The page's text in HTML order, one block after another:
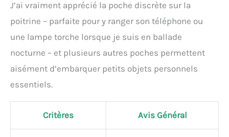
J’ai vraiment apprécié la poche discrète sur la
poitrine – parfaite pour y ranger son téléphone ou
une lampe torche lorsque je suis en ballade
nocturne – et plusieurs autres poches permettent
aisément d’embarquer petits objets personnels
essentiels.
Critères Avis Général